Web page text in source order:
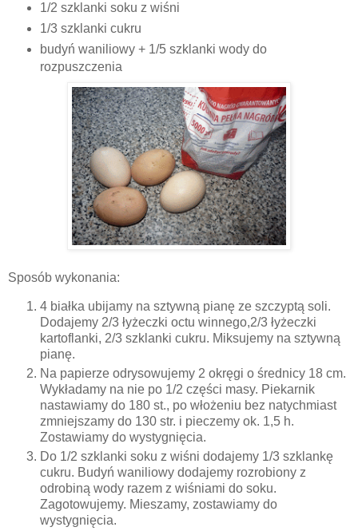
1/2 szklanki soku z wiśni
1/3 szklanki cukru
budyń waniliowy + 1/5 szklanki wody do
rozpuszczenia
Sposób wykonania:
4 białka ubijamy na sztywną pianę ze szczyptą soli.
Dodajemy 2/3 łyżeczki octu winnego,2/3 łyżeczki
kartoflanki, 2/3 szklanki cukru. Miksujemy na sztywną
pianę.
Na papierze odrysowujemy 2 okręgi o średnicy 18 cm.
Wykładamy na nie po 1/2 części masy. Piekarnik
nastawiamy do 180 st., po włożeniu bez natychmiast
zmniejszamy do 130 str. i pieczemy ok. 1,5 h.
Zostawiamy do wystygnięcia.
Do 1/2 szklanki soku z wiśni dodajemy 1/3 szklankę
cukru. Budyń waniliowy dodajemy rozrobiony z
odrobiną wody razem z wiśniami do soku.
Zagotowujemy. Mieszamy, zostawiamy do
wystygnięcia.